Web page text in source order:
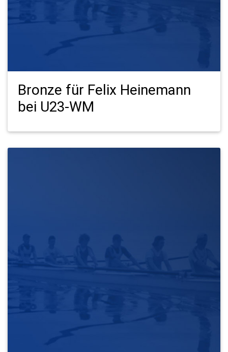
Bronze für Felix Heinemann
bei U23-WM